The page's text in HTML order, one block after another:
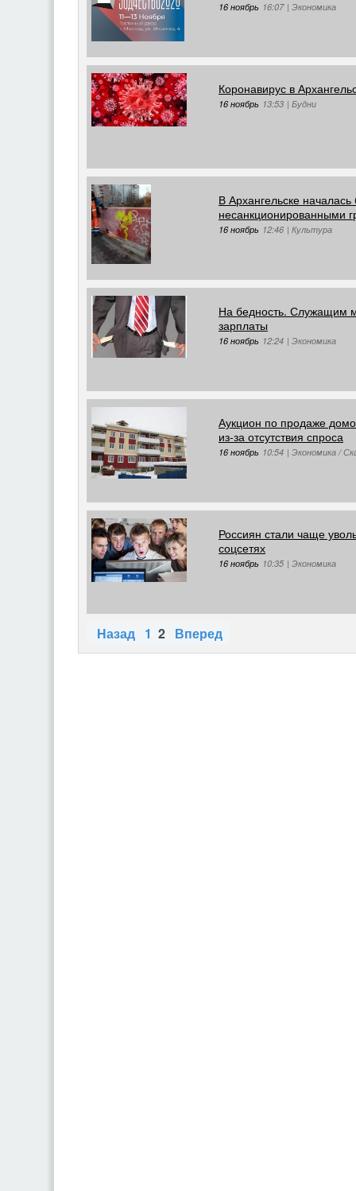
16 ноябрь 16:07 | Экономика
Коронавирус в
16 ноябрь 13:53 | Будни
В Архангельске началась
несанкционированными
16 ноябрь 12:46 | Культура
На бедность. Служащим
зарплаты
16 ноябрь 12:24 | Экономика
Аукцион по продаже
из-за отсутствия спроса
16 ноябрь 10:54 | Экономика /
Россиян стали чаще
соцсетях
16 ноябрь 10:35 | Экономика
Назад 1 2 Вперед